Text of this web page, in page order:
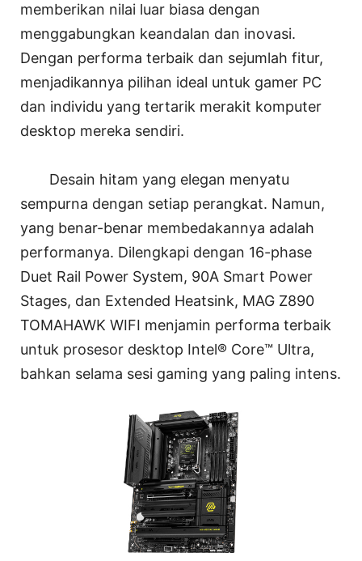
memberikan nilai luar biasa dengan
menggabungkan keandalan dan inovasi.
Dengan performa terbaik dan sejumlah fitur,
menjadikannya pilihan ideal untuk gamer PC
dan individu yang tertarik merakit komputer
desktop mereka sendiri.
Desain hitam yang elegan menyatu
sempurna dengan setiap perangkat. Namun,
yang benar-benar membedakannya adalah
performanya. Dilengkapi dengan 16-phase
Duet Rail Power System, 90A Smart Power
Stages, dan Extended Heatsink, MAG Z890
TOMAHAWK WIFI menjamin performa terbaik
untuk prosesor desktop Intel® Core™ Ultra,
bahkan selama sesi gaming yang paling intens.